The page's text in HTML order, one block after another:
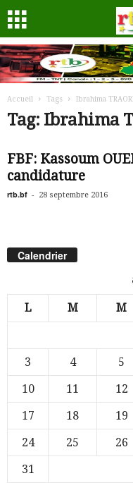
Accueil Tags Ibrahima
Tag: Ibrahima
FBF: Kassoum
candidature
rtb.bf - 28 septembre 2016
Calendrier
L M M
3
4 5
10
11 12
17
18 19
24
25 26
31